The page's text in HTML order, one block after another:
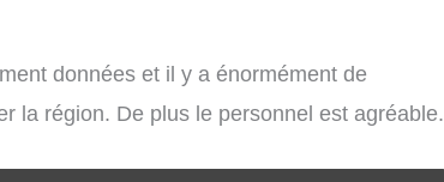
données et il y a énormément de
la région. De plus le personnel est agréable.